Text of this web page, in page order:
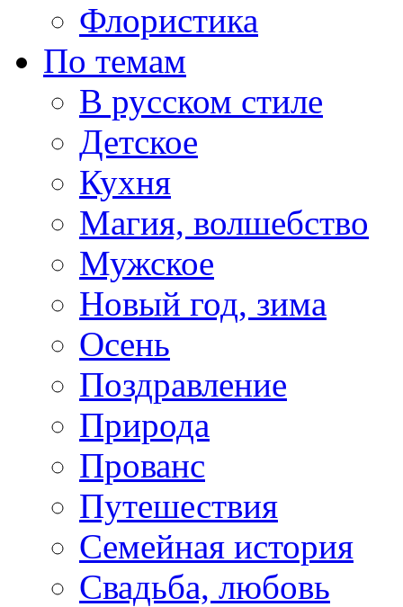
Флористика
По темам
В русском стиле
Детское
Кухня
Магия, волшебство
Мужское
Новый год, зима
Осень
Поздравление
Природа
Прованс
Путешествия
Семейная история
Свадьба, любовь